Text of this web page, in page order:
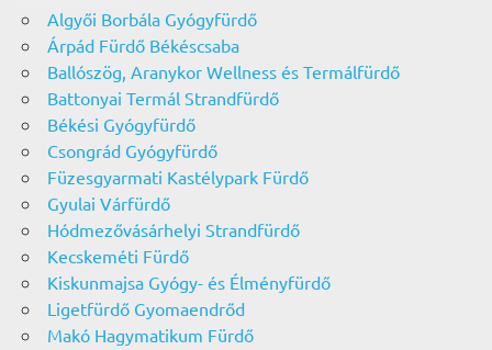
Algyői Borbála Gyógyfürdő
Árpád Fürdő Békéscsaba
Ballószög, Aranykor Wellness és Termálfürdő
Battonyai Termál Strandfürdő
Békési Gyógyfürdő
Csongrád Gyógyfürdő
Füzesgyarmati Kastélypark Fürdő
Gyulai Várfürdő
Hódmezővásárhelyi Strandfürdő
Kecskeméti Fürdő
Kiskunmajsa Gyógy- és Élményfürdő
Ligetfürdő Gyomaendrőd
Makó Hagymatikum Fürdő